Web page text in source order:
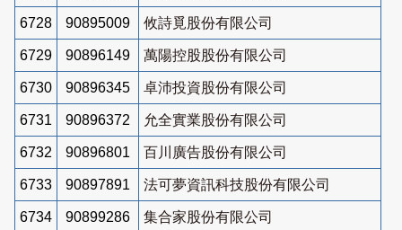
6728 90895009 攸詩覓股份有限公司
6729 90896149 萬陽控股股份有限公司
6730 90896345 卓沛投資股份有限公司
6731 90896372 允全實業股份有限公司
6732 90896801 百川廣告股份有限公司
6733 90897891 法可夢資訊科技股份有限公司
6734 90899286 集合家股份有限公司